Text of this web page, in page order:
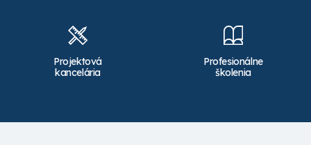
Projektová
kancelária
Profesionálne
školenia